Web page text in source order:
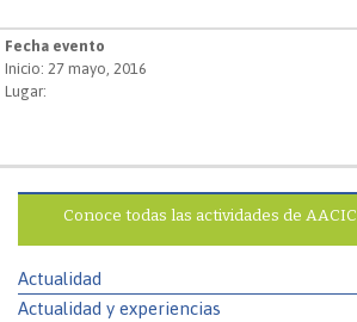
Fecha evento
Inicio: 27 mayo, 2016
Lugar:
Conoce todas las actividades de AACIC
Actualidad
Actualidad y experiencias